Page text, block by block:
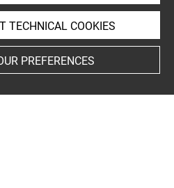
TECHNICAL COOKIES
PREFERENCES